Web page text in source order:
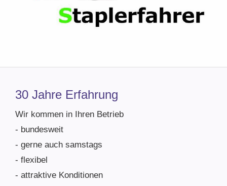
30 Jahre Erfahrung
Wir kommen in Ihren Betrieb
- bundesweit
- gerne auch samstags
- flexibel
- attraktive Konditionen